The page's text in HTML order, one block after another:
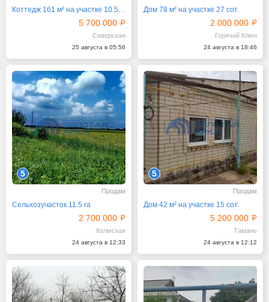
Коттедж 161 м² на участке 10.5 сот.
5 700 000
Северская
25 августа в 05:56
Дом 78 м² на участке 27 сот.
2 000 000
Горячий Ключ
24 августа в 18:46
5
Продам
Сельхозучасток 11.5 га
2 700 000
Холмская
24 августа в 12:33
5
Продам
Дом 42 м² на участке 15 сот.
5 200 000
Тамань
24 августа в 12:12